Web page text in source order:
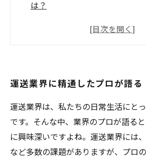
は？
運送業界に精通したプロが語る
運送業界は、私たちの日常生活にと
です。そんな中、業界のプロが語る
に興味深いですよね。運送業界には
など多数の課題がありますが、プロ